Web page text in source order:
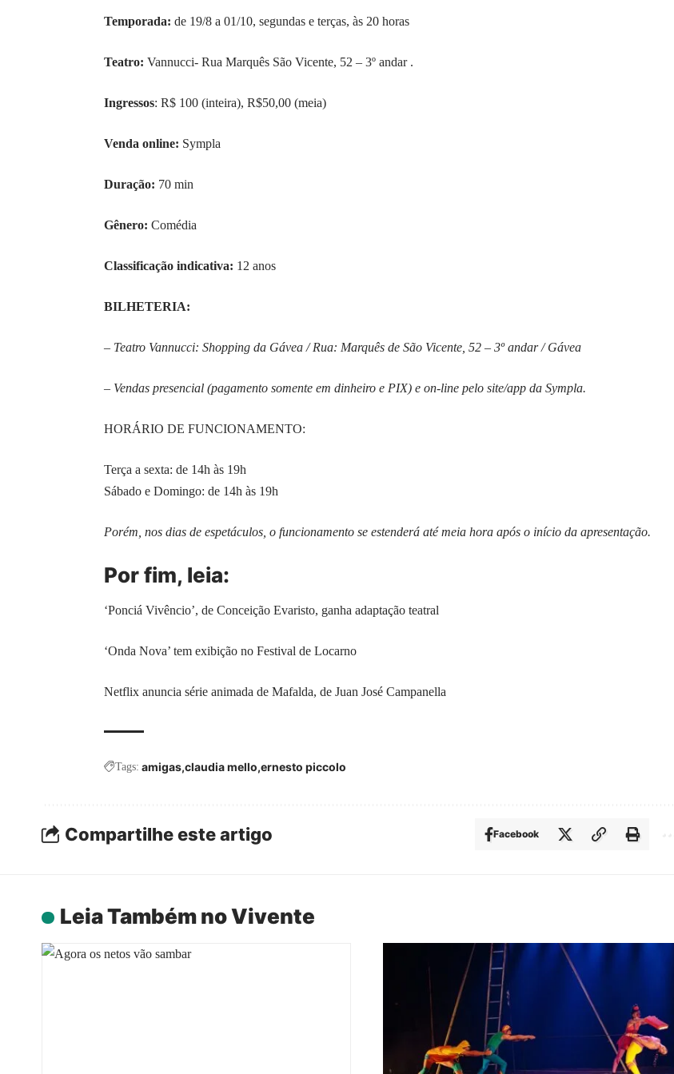
Temporada: de 19/8 a 01/10, segundas e terças, às 20 horas
Teatro: Vannucci- Rua Marquês São Vicente, 52 – 3º andar .
Ingressos: R$ 100 (inteira), R$50,00 (meia)
Venda online: Sympla
Duração: 70 min
Gênero: Comédia
Classificação indicativa: 12 anos
BILHETERIA:
– Teatro Vannucci: Shopping da Gávea / Rua: Marquês de São Vicente, 52 – 3º andar / Gávea
– Vendas presencial (pagamento somente em dinheiro e PIX) e on-line pelo site/app da Sympla.
HORÁRIO DE FUNCIONAMENTO:
Terça a sexta: de 14h às 19h
Sábado e Domingo: de 14h às 19h
Porém, nos dias de espetáculos, o funcionamento se estenderá até meia hora após o início da apresentação.
Por fim, leia:
‘Ponciá Vivêncio’, de Conceição Evaristo, ganha adaptação teatral
‘Onda Nova’ tem exibição no Festival de Locarno
Netflix anuncia série animada de Mafalda, de Juan José Campanella
Tags: amigas claudia mello ernesto piccolo
Compartilhe este artigo Facebook
Leia Também no Vivente